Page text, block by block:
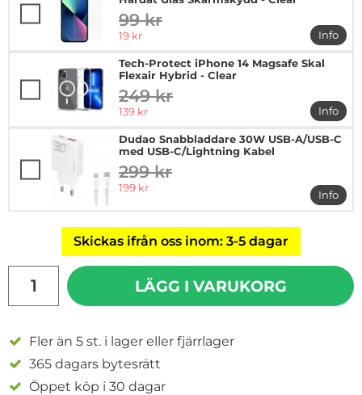
tidigare pris
99 kr
rea pris
19 kr
Info
mer
Tech-Protect iPhone 14 Magsafe Skal
Flexair Hybrid - Clear
tidigare pris
249 kr
rea pris
139 kr
Info
mer
Dudao Snabbladdare 30W USB-A/USB-C
med USB-C/Lightning Kabel
tidigare pris
299 kr
rea pris
199 kr
Info
mer
Skickas ifrån oss inom: 3-5 dagar
LÄGG I VARUKORG
Fler än 5 st. i lager eller fjärrlager
365 dagars bytesrätt
Öppet köp i 30 dagar